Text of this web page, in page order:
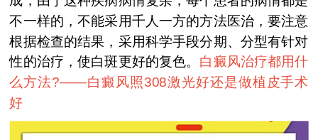
不一样的，不能采用千人一方的方法医治，要注意
根据检查的结果，采用科学手段分期、分型有针对
性的治疗，使白斑更好的复色。 白癜风治疗都用什
么方法?——白癜风照308激光好还是做植皮手术
好